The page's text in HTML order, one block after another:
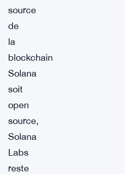
source
de
la
blockchain
Solana
soit
open
source,
Solana
Labs
reste